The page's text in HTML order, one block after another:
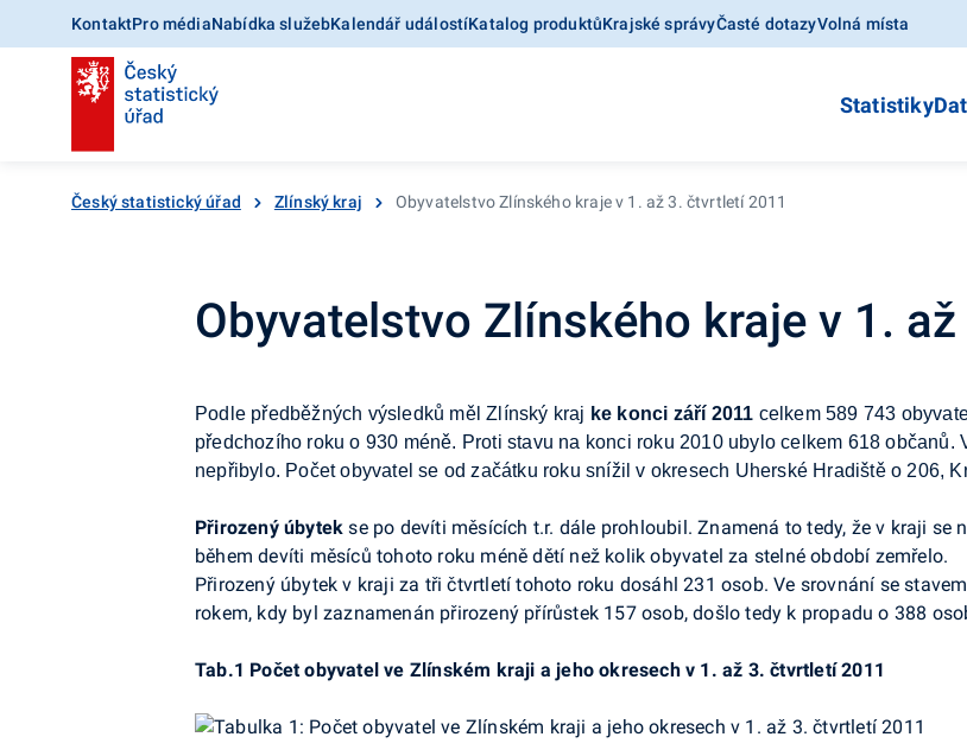
KontaktPro médiaNabídka služebKalendář událostíKatalog produktůKrajské správyČasté dotazyVolná místa
Statistiky
Český statistický úřad Zlínský kraj Obyvatelstvo Zlínského kraje v 1. až 3. čtvrtletí 2011
Obyvatelstvo Zlínského kraje v 1.
Podle předběžných výsledků měl Zlínský kraj ke konci září 2011 celkem 589 743
předchozího roku o 930 méně. Proti stavu na konci roku 2010 ubylo celkem 618 občanů.
nepřibylo. Počet obyvatel se od začátku roku snížil v okresech Uherské Hradiště o 206,
Přirozený úbytek se po devíti měsících t.r. dále prohloubil. Znamená to tedy, že v kraji se
během devíti měsíců tohoto roku méně dětí než kolik obyvatel za stelné období zemřelo.
Přirozený úbytek v kraji za tři čtvrtletí tohoto roku dosáhl 231 osob. Ve srovnání se
rokem, kdy byl zaznamenán přirozený přírůstek 157 osob, došlo tedy k propadu o 388
Tab.1 Počet obyvatel ve Zlínském kraji a jeho okresech v 1. až 3. čtvrtletí 2011